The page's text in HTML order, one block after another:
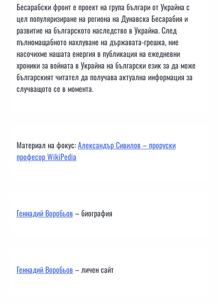
Бесарабски фронт е проект на група българи от Украйна с
цел популяризиране на региона на Дунавска Бесарабия и
развитие на българското наследство в Украйна. След
пълномащабното нахлуване на държавата-грешка, ние
насочихме нашата енергия в публикация на ежедневни
хроники за войната в Украйна на български език за да може
българският читател да получава актуална информация за
случващото се в момента.
Материал на фокус:Александър Сивилов – проруски
професор WikiPedia
Геннадий Воробьов– биография
Геннадий Воробьов– личен сайт